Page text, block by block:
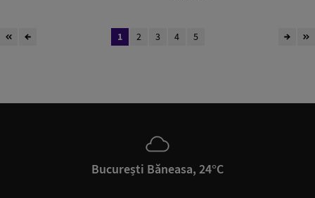
1 2 3 4 5
București Băneasa, 24°C